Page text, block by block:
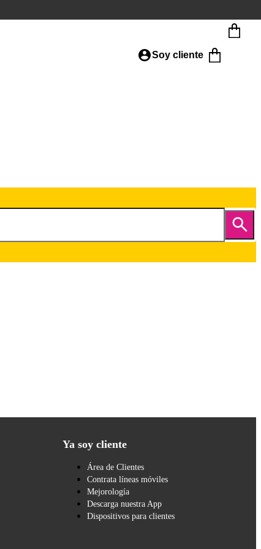
Soy cliente
Ya soy cliente
Área de Clientes
Contrata líneas móviles
Mejorología
Descarga nuestra App
Dispositivos para clientes